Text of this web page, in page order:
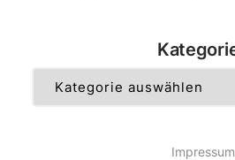
Impressum